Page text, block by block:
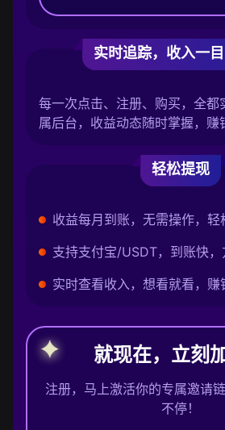
实时追踪，收入一目
每一次点击、注册、购买，全都
属后台，收益动态随时掌握，赚
轻松提现
收益每月到账，无需操作，轻
支持支付宝/USDT，到账快
实时查看收入，想看就看，赚
就现在，立刻加
注册，马上激活你的专属邀请
不停！